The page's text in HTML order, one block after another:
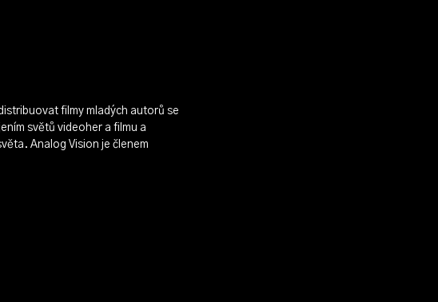
filmy mladých autorů se
světů videoher a filmu a
Analog Vision je členem